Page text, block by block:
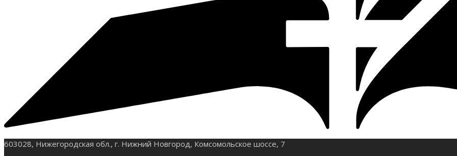
603028, Нижегородская обл., г. Нижний Новгород, Комсомольское шоссе, 7